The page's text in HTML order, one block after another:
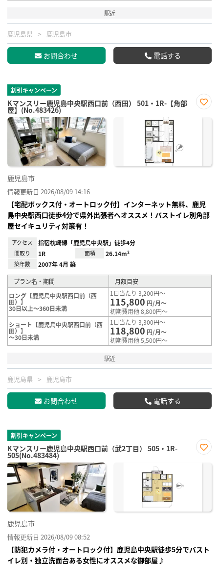
駅近
鹿児島県 鹿児島市
お問合わせ 電話する
割引キャンペーン
Kマンスリー鹿児島中央駅西口前（西田） 501・1R-【角部
屋】(No.483426)
に入
鹿児島市
情報更新日 2026/08/09 14:16
【宅配ボックス付・オートロック付】インターネット無料、鹿児
島中央駅西口徒歩4分で県外出張者へオススメ！バストイレ別角部
屋セイキュリティ対策有！
アクセス 指宿枕崎線「鹿児島中央駅」徒歩4分
間取り 1R 面積 26.14m²
築年数 2007年 4月 築
プラン名・期間
月額目安
ロング【鹿児島中央駅西口前（西
田）】
30日以上～360日未満
1日当たり 3,200円～
115,800 円/月～
初期費用他 8,800円～
ショート【鹿児島中央駅西口前（西
田）】
～30日未満
1日当たり 3,300円～
118,800 円/月～
初期費用他 5,500円～
駅近
鹿児島県 鹿児島市
お問合わせ 電話する
割引キャンペーン
Kマンスリー鹿児島中央駅西口前（武2丁目） 505・1R-
505(No.483484)
に入
鹿児島市
情報更新日 2026/08/09 08:52
【防犯カメラ付・オートロック付】鹿児島中央駅徒歩5分でバスト
イレ別・独立洗面台ある女性にオススメな御部屋♪